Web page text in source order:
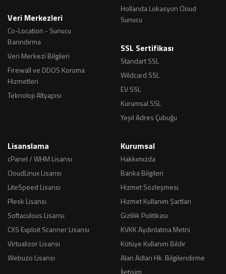
Veri Merkezleri
Co-Location - Sunucu
Barındırma
Veri Merkezi Bilgileri
Firewall ve DDOS Koruma
Hizmetleri
Teknoloji Altyapısı
Hollanda Lokasyon Cloud
Sunucu
SSL Sertifikası
Standart SSL
Wildcard SSL
EV SSL
Kurumsal SSL
Yeşil Adres Çubuğu
Lisanslama
cPanel / WHM Lisansı
CloudLinux Lisansı
LiteSpeed Lisansı
Plesk Lisansı
Softaculous Lisansı
CXS Exploit Scanner Lisansı
Virtualizor Lisansı
Webuzo Lisansı
Kurumsal
Hakkımızda
Banka Bilgileri
Hizmet Sözleşmesi
Hizmet Kullanım Şartları
Gizlilik Politikası
KVKK Aydınlatma Metni
Kötüye Kullanım Bildir
Alan Adları Hk. Bilgilendirme
İletişim